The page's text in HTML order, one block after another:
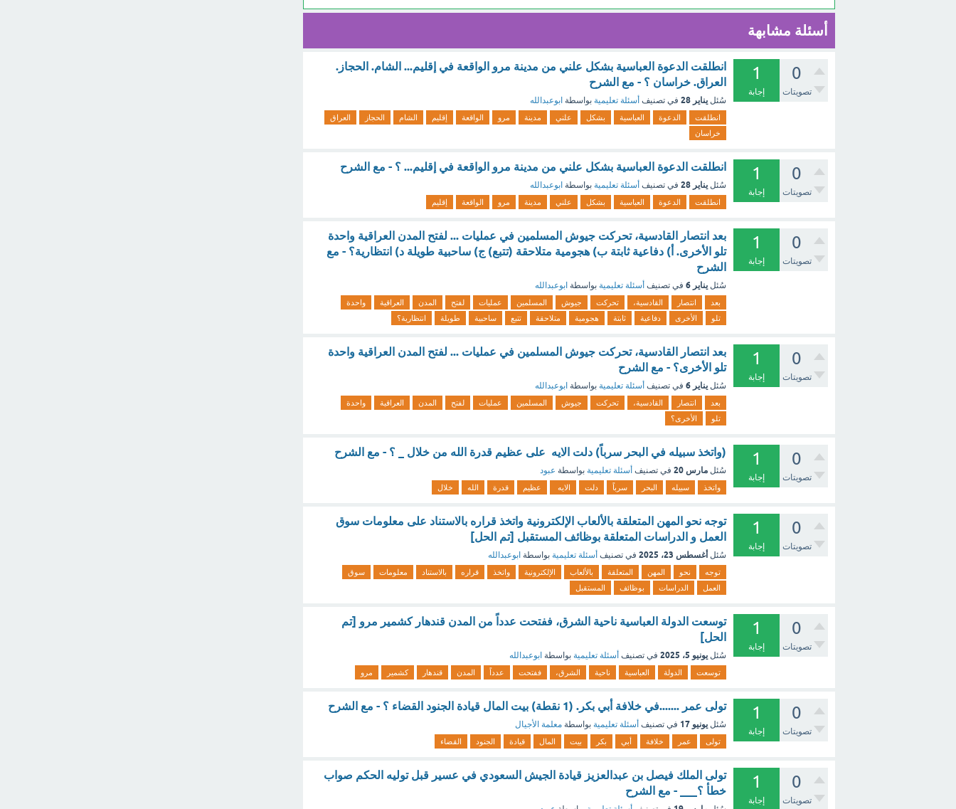
أسئلة مشابهة
0
تصويتات
1
إجابة
انطلقت الدعوة العباسية بشكل علني من مدينة مرو الواقعة في إقليم... الشام. الحجاز.
العراق. خراسان ؟ - مع الشرح
سُئل يناير 28 في تصنيف أسئلة تعليمية بواسطة ابوعبدالله
انطلقت الدعوة العباسية بشكل علني مدينة مرو الواقعة إقليم الشام الحجاز
العراق
خراسان
0
تصويتات
1
إجابة
انطلقت الدعوة العباسية بشكل علني من مدينة مرو الواقعة في إقليم... ؟ - مع الشرح
سُئل يناير 28 في تصنيف أسئلة تعليمية بواسطة ابوعبدالله
انطلقت الدعوة العباسية بشكل علني مدينة مرو الواقعة إقليم
0
تصويتات
1
إجابة
بعد انتصار القادسية، تحركت جيوش المسلمين في عمليات ... لفتح المدن العراقية واحدة
تلو الأخرى. أ) دفاعية ثابتة ب) هجومية متلاحقة (تتبع) ج) ساحبية طويلة د) انتظارية؟ - مع
الشرح
سُئل يناير 6 في تصنيف أسئلة تعليمية بواسطة ابوعبدالله
بعد انتصار القادسية، تحركت جيوش المسلمين عمليات لفتح المدن العراقية
واحدة
تلو
الأخرى دفاعية ثابتة هجومية متلاحقة تتبع ساحبية طويلة انتظارية؟
0
تصويتات
1
إجابة
بعد انتصار القادسية، تحركت جيوش المسلمين في عمليات ... لفتح المدن العراقية واحدة
تلو الأخرى؟ - مع الشرح
سُئل يناير 6 في تصنيف أسئلة تعليمية بواسطة ابوعبدالله
بعد انتصار القادسية، تحركت جيوش المسلمين عمليات لفتح المدن العراقية
واحدة
تلو
الأخرى؟
0
تصويتات
1
إجابة
(واتخذ سبيله في البحر سرباً) دلت الايه على عظيم قدرة الله من خلال _ ؟ - مع الشرح
سُئل مارس 20 في تصنيف أسئلة تعليمية بواسطة عبود
واتخذ سبيله البحر سرباً دلت الايه عظيم قدرة الله خلال
0
تصويتات
1
إجابة
توجه نحو المهن المتعلقة بالألعاب الإلكترونية واتخذ قراره بالاستناد على معلومات سوق
العمل و الدراسات المتعلقة بوظائف المستقبل [تم الحل]
سُئل أغسطس 23، 2025 في تصنيف أسئلة تعليمية بواسطة ابوعبدالله
توجه نحو المهن المتعلقة بالألعاب الإلكترونية واتخذ قراره بالاستناد معلومات
سوق
العمل
الدراسات بوظائف المستقبل
0
تصويتات
1
إجابة
توسعت الدولة العباسية ناحية الشرق، ففتحت عدداً من المدن قندهار كشمير مرو [تم
الحل]
سُئل يونيو 5، 2025 في تصنيف أسئلة تعليمية بواسطة ابوعبدالله
توسعت الدولة العباسية ناحية الشرق، ففتحت عدداً المدن قندهار كشمير مرو
0
تصويتات
1
إجابة
تولى عمر .......في خلافة أبي بكر. (1 نقطة) بيت المال قيادة الجنود القضاء ؟ - مع الشرح
سُئل يونيو 17 في تصنيف أسئلة تعليمية بواسطة معلمة الأجيال
تولى عمر خلافة أبي بكر بيت المال قيادة الجنود القضاء
0
تصويتات
1
إجابة
تولى الملك فيصل بن عبدالعزيز قيادة الجيش السعودي في عسير قبل توليه الحكم صواب
خطأ ؟___ - مع الشرح